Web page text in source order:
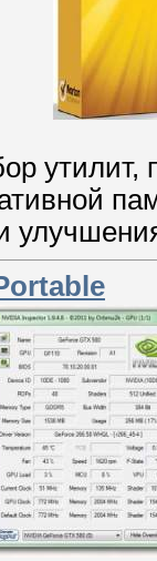
утилит,